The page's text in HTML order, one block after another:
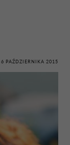
6 PAŹDZIERNIKA 2015